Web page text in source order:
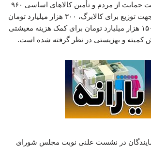
در این جدول به جهت حمایت از مردم و تأمین کالاهای اساسی ۹۶۰
هزار میلیارد تومان جهت توزیع برای کالابرگ، ۳۰۰ هزار میلیارد تومان
برای یارانه نقدی و ۱۵۰ هزار میلیارد تومان برای کمک هزینه معیشتی
کمیته و بهزیستی در نظر گرفته شده است.
در نشست علنی نوبت مجلس شورای